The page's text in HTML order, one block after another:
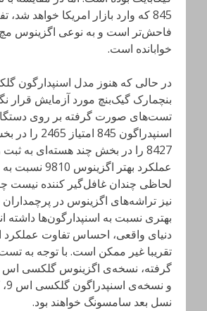
845 که وارد بازار امریکا خواهد
فاحش‌تر است و به نوعی اگزینوس مچ
خوابانده است.
بنچمارک گیک‌بنچ مورد آزمایش قرار
تست‌های صورت گرفته بر روی
اسنپدراگون
8427 را در بخش چند هسته‌ای به
لحاظی چندان غافل‌گیر کننده نیست
نیز تراشه‌های اگزینوس در
بهتری نسبت به اسنپدارگون‌ها داشته
دنیای واقعی، احساس تفاوت عملکرد
تقریبا غیر ممکن است. با توجه به
و
نسل بعد سامسونگ خواهند بود.